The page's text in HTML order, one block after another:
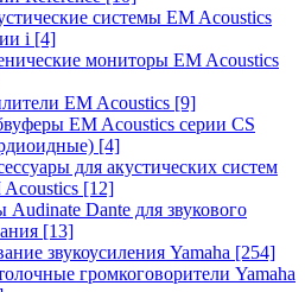
системы EM Acoustics
i [4]
мониторы EM Acoustics
EM Acoustics [9]
EM Acoustics серии CS
[4]
для акустических систем
Acoustics [12]
Audinate Dante для звукового
[13]
звукоусиления Yamaha [254]
громкоговорители Yamaha